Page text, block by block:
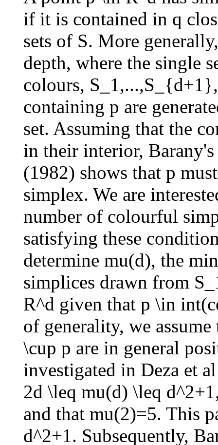
if it is contained in q
sets of S. More
depth, where the single
colours,
containing p are
set. Assuming that the
in their interior,
(1982) shows that p
simplex. We are
number of colourful
satisfying these
determine mu(d), the
simplices drawn from
R^d given that p \in
of generality, we
\cup p are in general
investigated in Deza et
2d \leq mu(d) \leq
and that mu(2)=5. This
d^2+1. Subsequently,